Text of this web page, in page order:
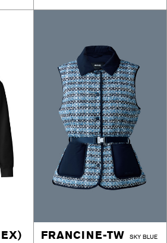
FRANCINE-TW SKY BLUE